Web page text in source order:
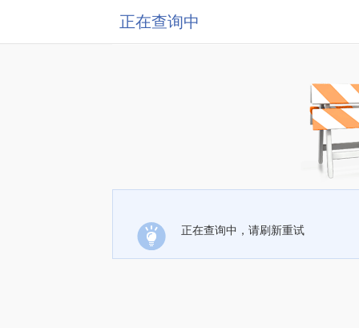
正在查询中
正在查询中，请刷新重试